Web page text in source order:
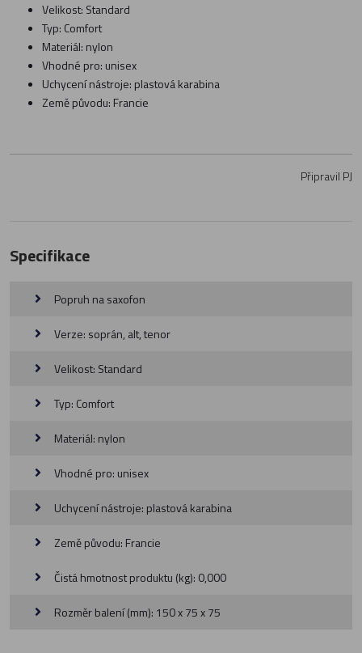
Velikost: Standard
Typ: Comfort
Materiál: nylon
Vhodné pro: unisex
Uchycení nástroje: plastová karabina
Země původu: Francie
Připravil PJ
Specifikace
Popruh na saxofon
Verze: soprán, alt, tenor
Velikost: Standard
Typ: Comfort
Materiál: nylon
Vhodné pro: unisex
Uchycení nástroje: plastová karabina
Země původu: Francie
Čistá hmotnost produktu (kg): 0,000
Rozměr balení (mm): 150 x 75 x 75